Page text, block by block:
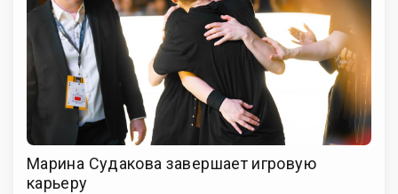
Марина Судакова завершает игровую
карьеру